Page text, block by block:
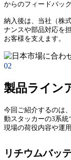
からのフィードバッ
納入後は、当社（株
ナンスや部品対応を
お客様を支えます。
02
製品ライン
今回ご紹介するのは
動スタッカーの3系統
現場の荷役内容や運
リチウムバッ